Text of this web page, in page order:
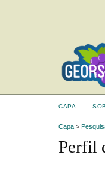
CAPA
Capa >
Perfil